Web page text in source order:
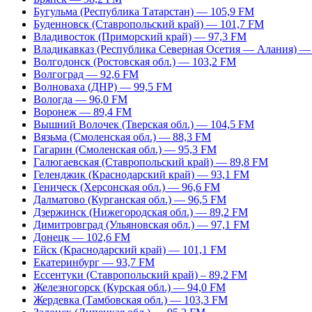
Бугульма (Республика Татарстан) — 105,9 FM
Буденновск (Ставропольский край) — 101,7 FM
Владивосток (Приморский край) — 97,3 FM
Владикавказ (Республика Северная Осетия — Алания)
Волгодонск (Ростовская обл.) — 103,2 FM
Волгоград — 92,6 FM
Волноваха (ДНР) — 99,5 FM
Вологда — 96,0 FM
Воронеж — 89,4 FM
Вышний Волочек (Тверская обл.) — 104,5 FM
Вязьма (Смоленская обл.) — 88,3 FM
Гагарин (Смоленская обл.) — 95,3 FM
Галюгаевская (Ставропольский край) — 89,8 FM
Геленджик (Краснодарский край) — 93,1 FM
Геническ (Херсонская обл.) — 96,6 FM
Далматово (Курганская обл.) — 96,5 FM
Дзержинск (Нижегородская обл.) — 89,2 FM
Димитровград (Ульяновская обл.) — 97,1 FM
Донецк — 102,6 FM
Ейск (Краснодарский край) — 101,1 FM
Екатеринбург — 93,7 FM
Ессентуки (Ставропольский край) – 89,2 FM
Железногорск (Курская обл.) — 94,0 FM
Жердевка (Тамбовская обл.) — 103,3 FM